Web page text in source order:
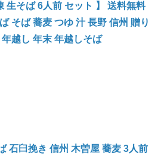
生そば 6人前 セット 】 送料無料
そば 蕎麦 つゆ 汁 長野 信州 贈り
越し 年末 年越しそば
石臼挽き 信州 木曽屋 蕎麦 3人前